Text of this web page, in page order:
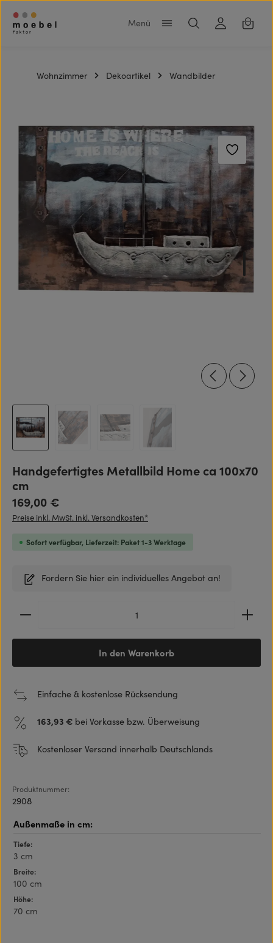
Zum Hauptinhalt springen
Wohnzimmer Dekoartikel Wandbilder
Bildergalerie überspringen
Handgefertigtes Metallbild Home ca 100x70
cm
Regulärer Preis:
169,00 €
Preise inkl. MwSt. inkl. Versandkosten*
Sofort verfügbar, Lieferzeit: Paket 1-3 Werktage
Fordern Sie hier ein individuelles Angebot an!
Produkt Anzahl: Gib den gewünschten Wert ein
In den Warenkorb
Einfache & kostenlose Rücksendung
163,93 € bei Vorkasse bzw. Überweisung
Kostenloser Versand innerhalb Deutschlands
Produktnummer:
2908
Tiefe:
3 cm
Breite:
100 cm
Höhe:
70 cm